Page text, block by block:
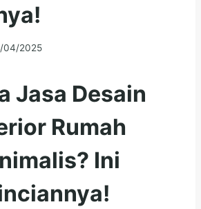
04/2025
Jasa Desain
Rumah
Ini